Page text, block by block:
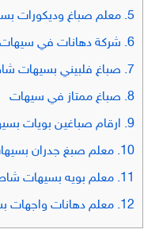
5. معلم صباغ وديكورات
6. شركة دهانات في
7. صباغ فلبيني بسيهات
8. صباغ ممتاز في سيهات
9. ارقام صباغين بويات
10. معلم صبغ جدران
11. معلم بويه بسيهات
12. معلم دهانات واجهات